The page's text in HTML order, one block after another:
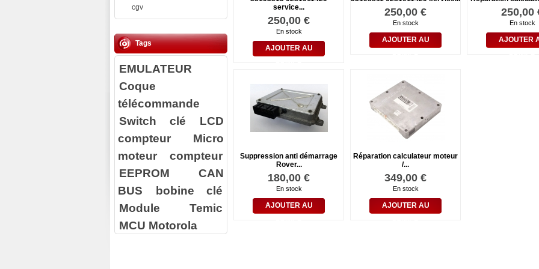
cgv
Tags
EMULATEUR
Coque
télécommande
Switch clé
LCD
compteur
Micro
moteur compteur
EEPROM
CAN
BUS
bobine clé
Module Temic
MCU Motorola
service...
250,00 €
En stock
AJOUTER AU
250,00 €
En stock
AJOUTER AU
250,00
En stock
AJOUTER
Suppression anti démarrage
Rover...
180,00 €
En stock
AJOUTER AU
Réparation calculateur moteur
/...
349,00 €
En stock
AJOUTER AU